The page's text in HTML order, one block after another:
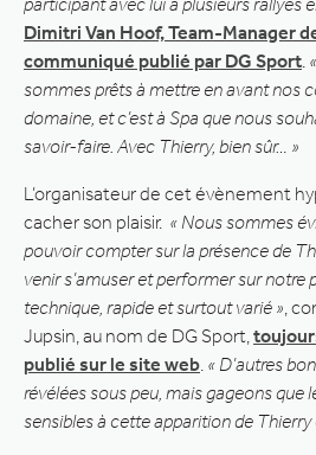
Dimitri Van Hoof, Team-Manager
communiqué publié par DG Sport
sommes prêts à mettre en avant nos
domaine, et c’est à Spa que nous
savoir-faire. Avec Thierry, bien sûr… »
L’organisateur de cet évènement
cacher son plaisir. « Nous sommes
pouvoir compter sur la présence de
venir s’amuser et performer sur notre
technique, rapide et surtout varié » ,
Jupsin, au nom de DG Sport,
publié sur le site web « D’autres
révélées sous peu, mais gageons que
sensibles à cette apparition de Thierry